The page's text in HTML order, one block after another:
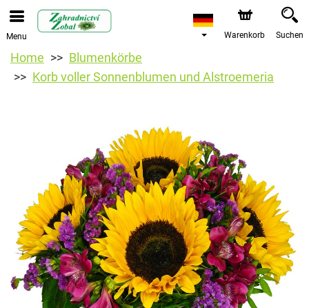
Menu Warenkorb Suchen
Home
Blumenkörbe
Korb voller Sonnenblumen und Alstroemeria